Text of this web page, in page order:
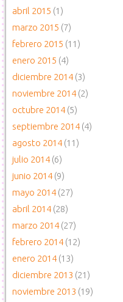
abril 2015 (1)
marzo 2015 (7)
febrero 2015 (11)
enero 2015 (4)
diciembre 2014(3)
noviembre 2014(2)
octubre 2014(5)
septiembre 2014(4)
agosto 2014(11)
julio 2014(6)
junio 2014(9)
mayo 2014(27)
abril 2014(28)
marzo 2014(27)
febrero 2014(12)
enero 2014(13)
diciembre 2013 (21)
noviembre 2013 (19)